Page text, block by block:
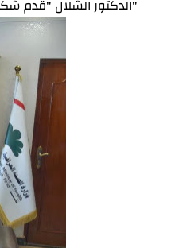
"الدكتور الشلال "قدم